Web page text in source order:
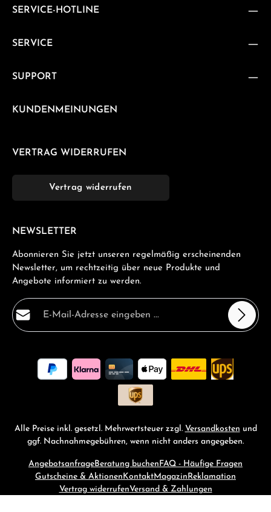
SERVICE-HOTLINE
SERVICE
SUPPORT
KUNDENMEINUNGEN
VERTRAG WIDERRUFEN
Vertrag widerrufen
NEWSLETTER
Abonnieren Sie jetzt unseren regelmäßig erscheinenden
Newsletter, um rechtzeitig über neue Produkte und
Angebote informiert zu werden.
E-Mail-Adresse*
Ich habe die
Datenschutzbestimmungen
zur Kenntnis
genommen und dieAGBgelesen und bin mit ihnen
Pflichtfelder.
Alle Preise inkl. gesetzl. Mehrwertsteuer zzgl. Versandkosten und
ggf. Nachnahmegebühren, wenn nicht anders angegeben.
AngebotsanfrageBeratung buchenFAQ - Häufige Fragen
Gutscheine & AktionenKontaktMagazinReklamation
Vertrag widerrufenVersand & Zahlungen